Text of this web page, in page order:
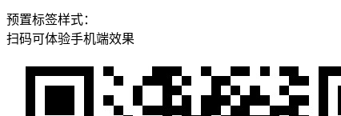
预置标签样式：
扫码可体验手机端效果